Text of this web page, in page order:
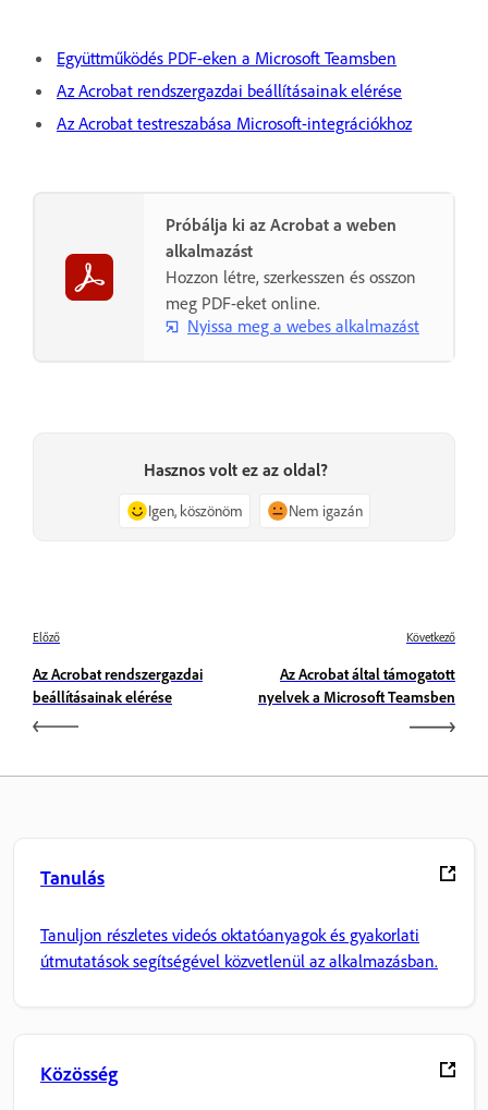
Együttműködés PDF-eken a Microsoft Teamsben
Az Acrobat rendszergazdai beállításainak elérése
Az Acrobat testreszabása Microsoft-integrációkhoz
Próbálja ki az Acrobat a weben
alkalmazást
Hozzon létre, szerkesszen és osszon
meg PDF-eket online.
Nyissa meg a webes alkalmazást
Hasznos volt ez az oldal?
Igen, köszönöm Nem igazán
Előző
Az Acrobat rendszergazdai
beállításainak elérése
Következő
Az Acrobat által támogatott
nyelvek a Microsoft Teamsben
Tanulás
Tanuljon részletes videós oktatóanyagok és gyakorlati
útmutatások segítségével közvetlenül az alkalmazásban.
Közösség